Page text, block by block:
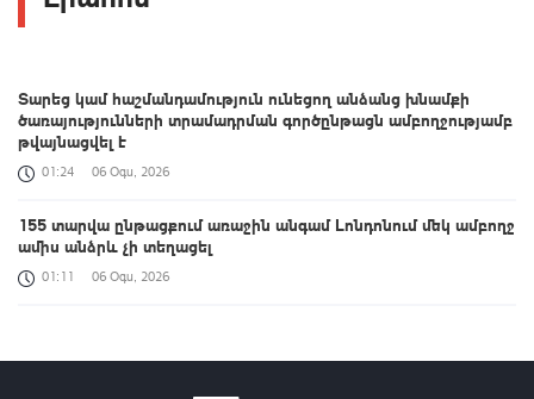
Տարեց կամ հաշմանդամություն ունեցող անձանց խնամքի
ծառայությունների տրամադրման գործընթացն ամբողջությամբ
թվայնացվել է
01:24 06 Օգս, 2026
155 տարվա ընթացքում առաջին անգամ Լոնդոնում մեկ ամբողջ
ամիս անձրև չի տեղացել
01:11 06 Օգս, 2026